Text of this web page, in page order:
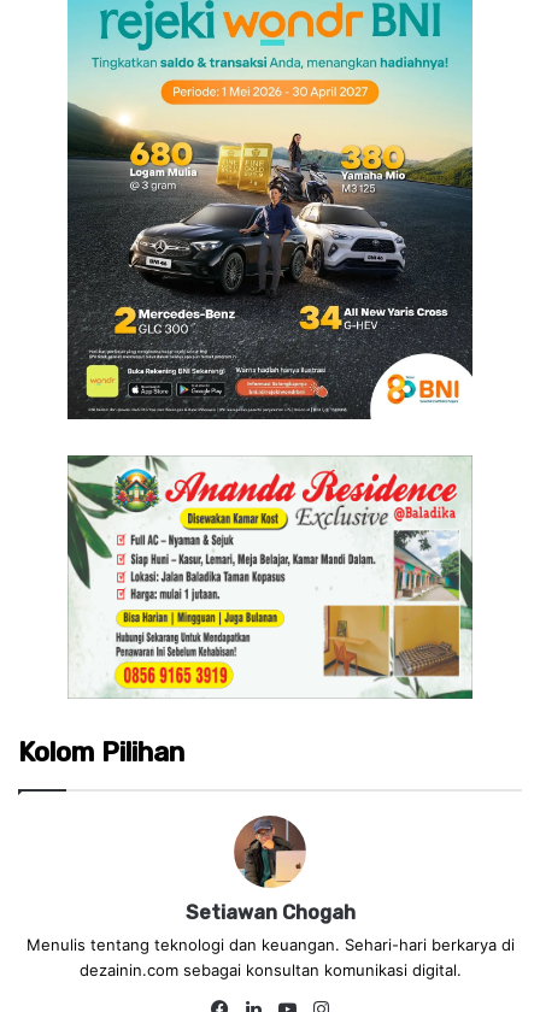
Kolom Pilihan
Setiawan Chogah
Menulis tentang teknologi dan keuangan. Sehari-hari berkarya di
dezainin.com sebagai konsultan komunikasi digital.